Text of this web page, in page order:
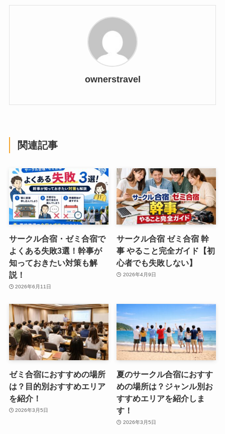
ownerstravel
関連記事
サークル合宿・ゼミ合宿で
よくある失敗3選！幹事が
知っておきたい対策も解
説！
2026年6月11日
サークル合宿 ゼミ合宿 幹
事 やること完全ガイド【初
心者でも失敗しない】
2026年4月9日
ゼミ合宿におすすめの場所
は？目的別おすすめエリア
を紹介！
2026年3月5日
夏のサークル合宿におすす
めの場所は？ジャンル別お
すすめエリアを紹介しま
す！
2026年3月5日